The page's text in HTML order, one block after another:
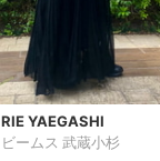
RIE YAEGASHI
ビームス 武蔵小杉